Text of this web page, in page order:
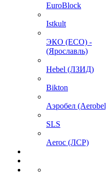
EuroBlock
Istkult
ЭКО (ECO) -
(Ярославль)
Hebel (ЛЗИД)
Bikton
Аэробел
SLS
Aeroc (ЛСР)